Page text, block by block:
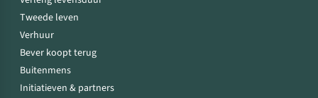
Tweede leven
Verhuur
Bever koopt terug
Buitenmens
Initiatieven & partners